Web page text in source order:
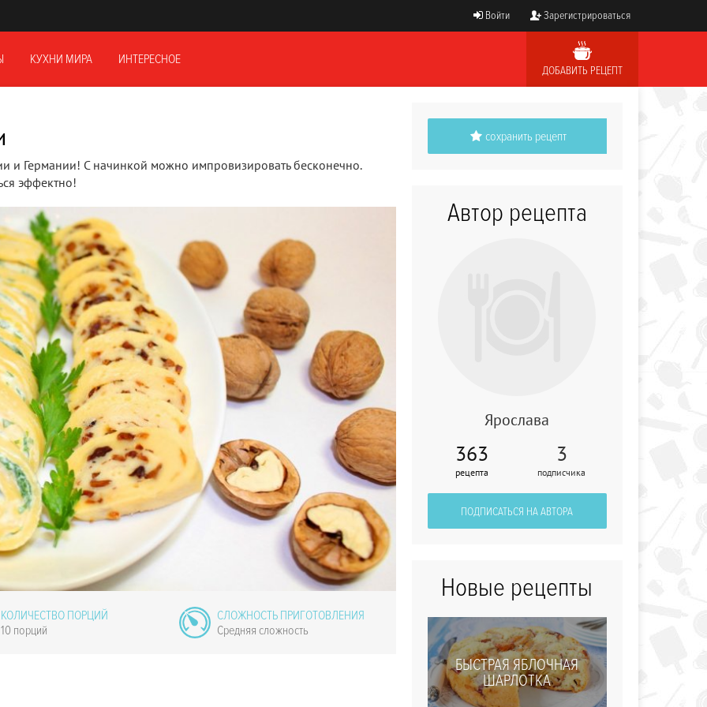
Войти Зарегистрироваться
КУХНИ МИРА ИНТЕРЕСНОЕ
ДОБАВИТЬ РЕЦЕПТ
и Германии! С начинкой можно импровизировать бесконечно.
эффектно!
Летний суп с
вишнями
КОЛИЧЕСТВО ПОРЦИЙ
10 порций
СЛОЖНОСТЬ ПРИГОТОВЛЕНИЯ
Средняя сложность
сохранить рецепт
Автор рецепта
Ярослава
363
рецепта
3
подписчика
ПОДПИСАТЬСЯ НА АВТОРА
Новые рецепты
БЫСТРАЯ ЯБЛОЧНАЯ
ШАРЛОТКА